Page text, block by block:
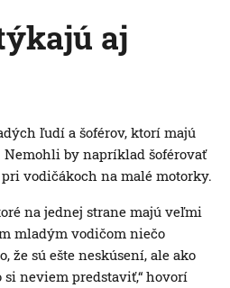
aj
ľudí a šoférov, ktorí majú
by napríklad šoférovať
vodičákoch na malé motorky.
na jednej strane majú veľmi
mladým vodičom niečo
že sú ešte neskúsení, ale ako
neviem predstaviť,“ hovorí